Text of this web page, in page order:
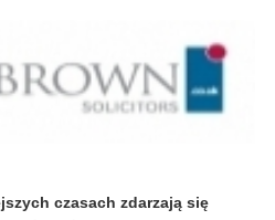
czasach zdarzają się